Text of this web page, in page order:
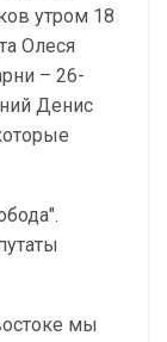
утром 18
Олеся
– 26-
Денис
мы